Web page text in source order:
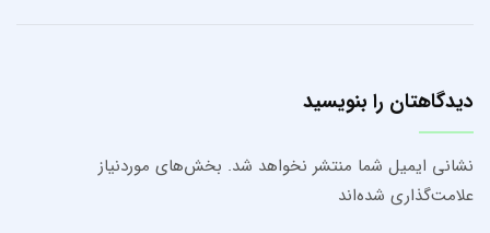
دیدگاهتان را بنویسید
نشانی ایمیل شما منتشر نخواهد شد. بخش‌های موردنیاز
علامت‌گذاری شده‌اند